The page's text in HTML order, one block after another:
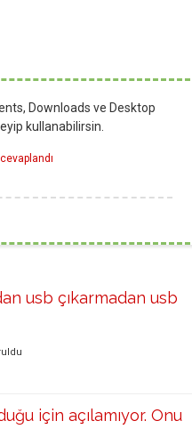
Downloads ve Desktop
kullanabilirsin.
cevaplandı
usb çıkarmadan usb
için açılamıyor. Onu